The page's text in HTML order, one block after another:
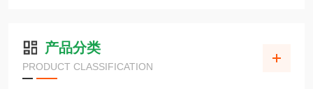
产品分类
PRODUCT CLASSIFICATION